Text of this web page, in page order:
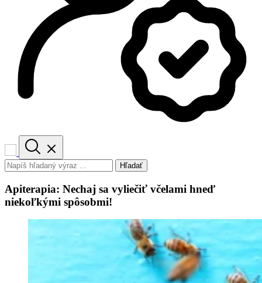
Hľadať
Apiterapia: Nechaj sa vyliečiť včelami hneď
niekoľkými spôsobmi!